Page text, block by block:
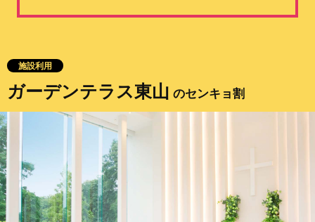
施設利用
ガーデンテラス東山 のセンキョ割